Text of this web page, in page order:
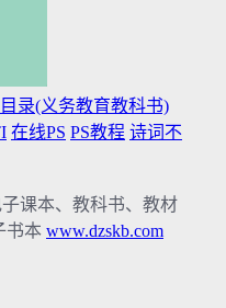
录(义务教育教科书)
在线PS PS教程 诗词不
课本、教科书、教材
书本 www.dzskb.com